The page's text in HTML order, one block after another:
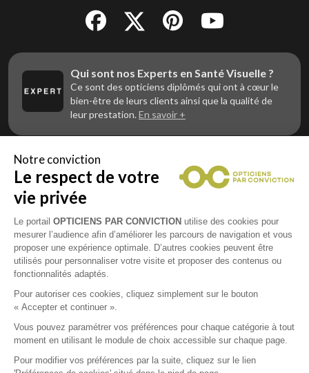
Qui sont nos Experts en Santé Visuelle ?
Ce sont des opticiens diplômés qui ont à cœur le
bien-être de leurs clients ainsi que la qualité de
leur prestation. En savoir +
Vous êtes un professionnel de la vue et
vous souhaitez nous rejoindre ?
Contactez Alliance Optic, la centrale d’achats et
d’accompagnement des opticiens indépendants
Notre conviction
Le respect de votre
vie privée
Le portail OPTICIENS PAR CONVICTION utilise des cookies pour
mesurer l’audience afin d’améliorer les parcours de navigation et vous
proposer une expérience optimale. D’autres cookies peuvent être
utilisés pour personnaliser votre visite et proposer des contenus ou
fonctionnalités adaptés.
Pour autoriser ces cookies, cliquez simplement sur le bouton
« Accepter et continuer ».
Vous pouvez paramétrer vos préférences pour chaque catégorie à tout
moment en utilisant le module de choix accessible sur chaque page.
Pour modifier vos préférences par la suite, cliquez sur le lien